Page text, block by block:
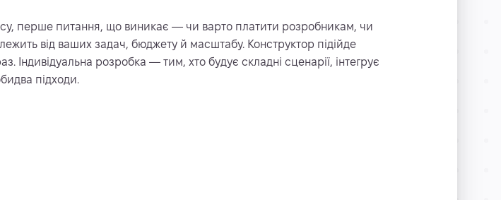
перше питання, що виникає — чи варто платити розробникам, чи
від ваших задач, бюджету й масштабу. Конструктор підійде
Індивідуальна розробка — тим, хто будує складні сценарії, інтегрує
підходи.